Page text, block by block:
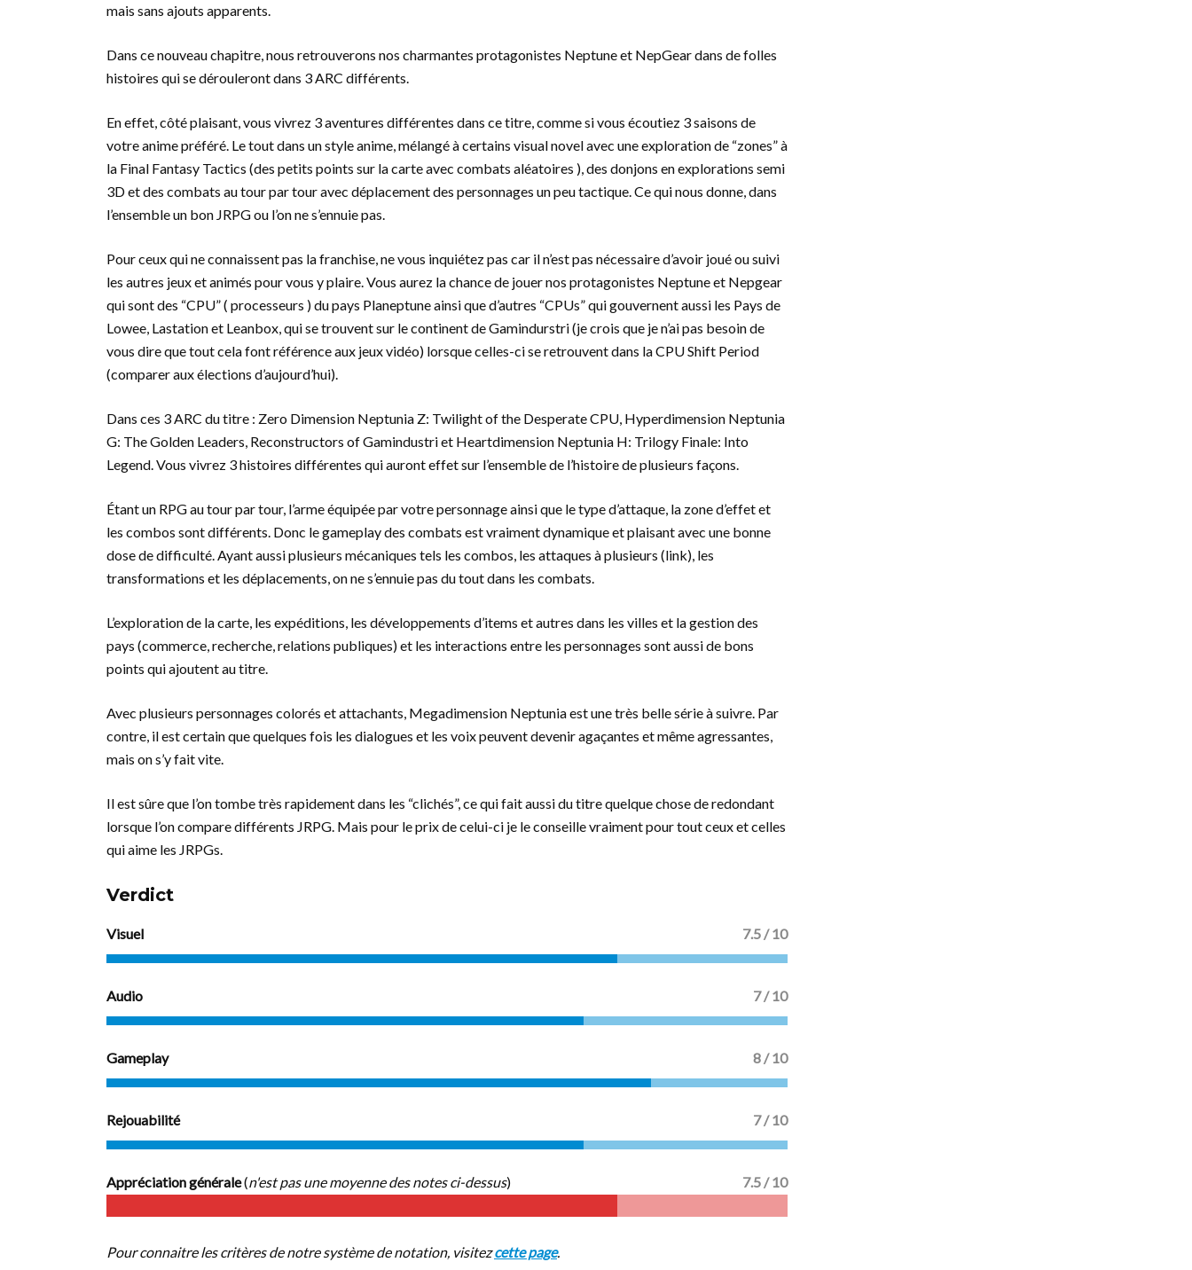
mais sans ajouts apparents.
Dans ce nouveau chapitre, nous retrouverons nos charmantes protagonistes Neptune et NepGear dans de folles
histoires qui se dérouleront dans 3 ARC différents.
En effet, côté plaisant, vous vivrez 3 aventures différentes dans ce titre, comme si vous écoutiez 3 saisons de
votre anime préféré. Le tout dans un style anime, mélangé à certains visual novel avec une exploration de “zones” à
la Final Fantasy Tactics (des petits points sur la carte avec combats aléatoires ), des donjons en explorations semi
3D et des combats au tour par tour avec déplacement des personnages un peu tactique. Ce qui nous donne, dans
l’ensemble un bon JRPG ou l’on ne s’ennuie pas.
Pour ceux qui ne connaissent pas la franchise, ne vous inquiétez pas car il n’est pas nécessaire d’avoir joué ou suivi
les autres jeux et animés pour vous y plaire. Vous aurez la chance de jouer nos protagonistes Neptune et Nepgear
qui sont des “CPU” ( processeurs ) du pays Planeptune ainsi que d’autres “CPUs” qui gouvernent aussi les Pays de
Lowee, Lastation et Leanbox, qui se trouvent sur le continent de Gamindurstri (je crois que je n’ai pas besoin de
vous dire que tout cela font référence aux jeux vidéo) lorsque celles-ci se retrouvent dans la CPU Shift Period
(comparer aux élections d’aujourd’hui).
Dans ces 3 ARC du titre : Zero Dimension Neptunia Z: Twilight of the Desperate CPU, Hyperdimension Neptunia
G: The Golden Leaders, Reconstructors of Gamindustri et Heartdimension Neptunia H: Trilogy Finale: Into
Legend. Vous vivrez 3 histoires différentes qui auront effet sur l’ensemble de l’histoire de plusieurs façons.
Étant un RPG au tour par tour, l’arme équipée par votre personnage ainsi que le type d’attaque, la zone d’effet et
les combos sont différents. Donc le gameplay des combats est vraiment dynamique et plaisant avec une bonne
dose de difficulté. Ayant aussi plusieurs mécaniques tels les combos, les attaques à plusieurs (link), les
transformations et les déplacements, on ne s’ennuie pas du tout dans les combats.
L’exploration de la carte, les expéditions, les développements d’items et autres dans les villes et la gestion des
pays (commerce, recherche, relations publiques) et les interactions entre les personnages sont aussi de bons
points qui ajoutent au titre.
Avec plusieurs personnages colorés et attachants, Megadimension Neptunia est une très belle série à suivre. Par
contre, il est certain que quelques fois les dialogues et les voix peuvent devenir agaçantes et même agressantes,
mais on s’y fait vite.
Il est sûre que l’on tombe très rapidement dans les “clichés”, ce qui fait aussi du titre quelque chose de redondant
lorsque l’on compare différents JRPG. Mais pour le prix de celui-ci je le conseille vraiment pour tout ceux et celles
qui aime les JRPGs.
Verdict
Visuel 7.5 / 10
Audio 7 / 10
Gameplay 8 / 10
Rejouabilité 7 / 10
Appréciation générale(n'est pas une moyenne des notes ci-dessus) 7.5/ 10
Pour connaitre les critères de notre système de notation, visitezcette page.